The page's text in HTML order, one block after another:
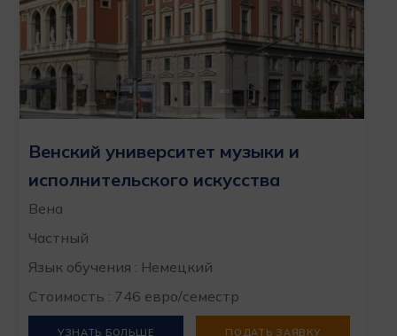
Венский университет музыки и
исполнительского искусства
Вена
Частный
Язык обучения : Немецкий
Стоимость : 746 евро/семестр
УЗНАТЬ БОЛЬШЕ ПОДАТЬ ЗАЯВКУ